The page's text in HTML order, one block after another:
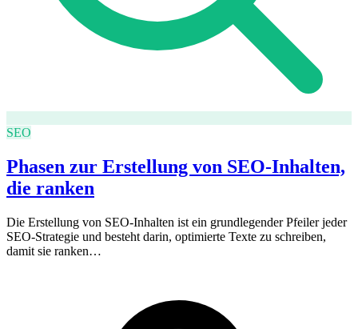
SEO
Phasen zur Erstellung von SEO-Inhalten,
die ranken
Die Erstellung von SEO-Inhalten ist ein grundlegender Pfeiler jeder
SEO-Strategie und besteht darin, optimierte Texte zu schreiben,
damit sie ranken…